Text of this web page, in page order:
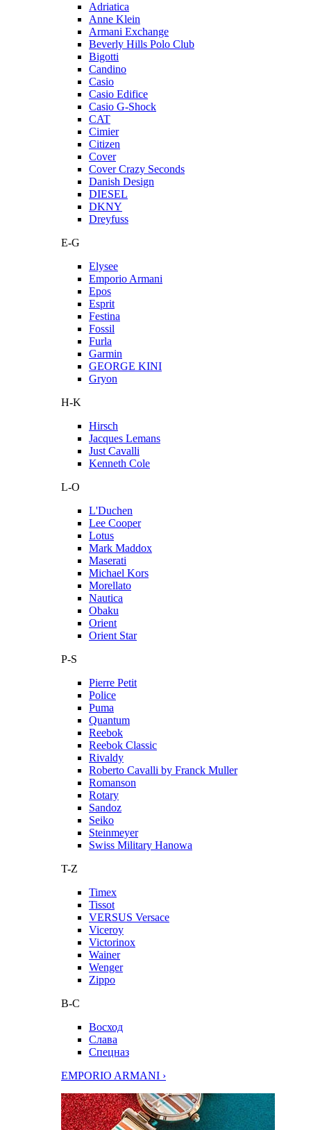
Adriatica
Anne Klein
Armani Exchange
Beverly Hills Polo Club
Bigotti
Candino
Casio
Casio Edifice
Casio G-Shock
CAT
Cimier
Citizen
Cover
Cover Crazy Seconds
Danish Design
DIESEL
DKNY
Dreyfuss
E-G
Elysee
Emporio Armani
Epos
Esprit
Festina
Fossil
Furla
Garmin
GEORGE KINI
Gryon
H-K
Hirsch
Jacques Lemans
Just Cavalli
Kenneth Cole
L-O
L'Duchen
Lee Cooper
Lotus
Mark Maddox
Maserati
Michael Kors
Morellato
Nautica
Obaku
Orient
Orient Star
P-S
Pierre Petit
Police
Puma
Quantum
Reebok
Reebok Classic
Rivaldy
Roberto Cavalli by Franck Muller
Romanson
Rotary
Sandoz
Seiko
Steinmeyer
Swiss Military Hanowa
T-Z
Timex
Tissot
VERSUS Versace
Viceroy
Victorinox
Wainer
Wenger
Zippo
В-С
Восход
Слава
Спецназ
EMPORIO ARMANI ›